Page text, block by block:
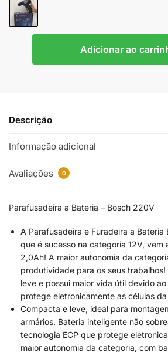
Adicionar ao
Descrição
Informação adicional
Avaliações 0
Parafusadeira a Bateria – Bosch 220V
A Parafusadeira e Furadeira a Bateria
que é sucesso na categoria 12V, vem
2,0Ah! A maior autonomia da
produtividade para os seus
leve e possui maior vida útil devido ao
protege eletronicamente as células
Compacta e leve, ideal para
armários. Bateria inteligente não
tecnologia ECP que protege
maior autonomia da categoria, com